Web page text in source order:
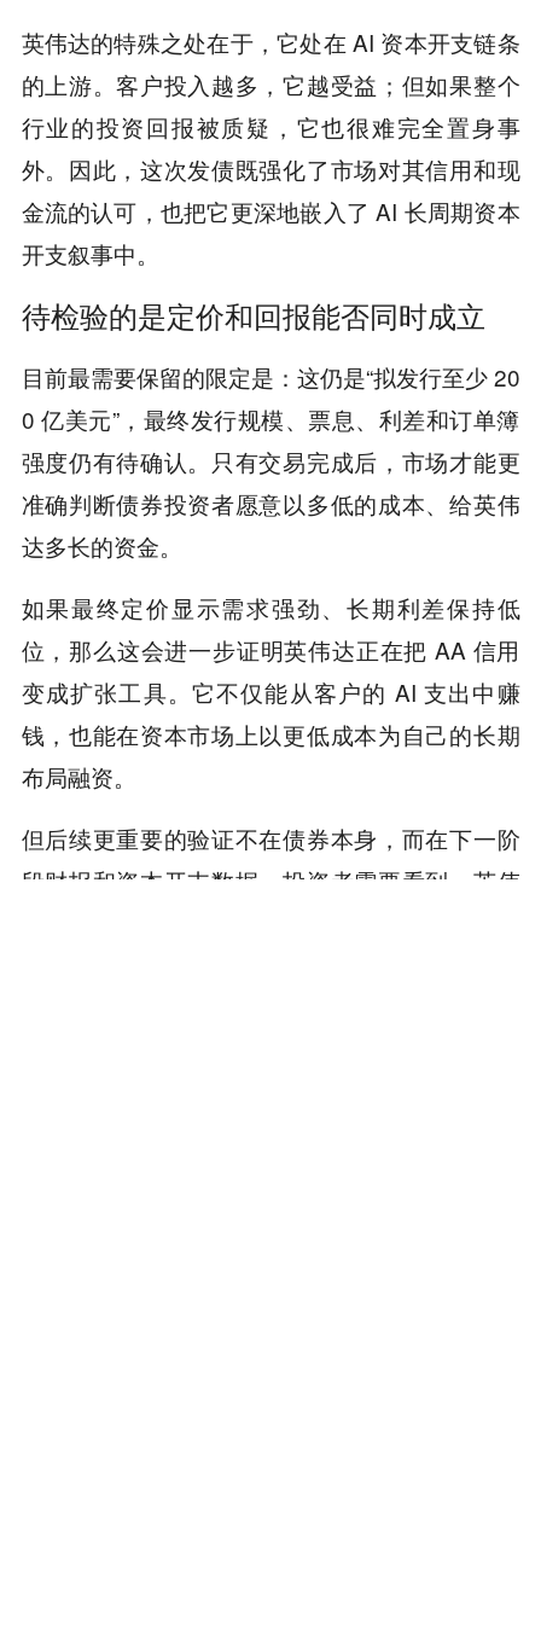
英伟达的特殊之处在于，它处在 AI 资本开支链条
的上游。客户投入越多，它越受益；但如果整个
行业的投资回报被质疑，它也很难完全置身事
外。因此，这次发债既强化了市场对其信用和现
金流的认可，也把它更深地嵌入了 AI 长周期资本
开支叙事中。
待检验的是定价和回报能否同时成立
目前最需要保留的限定是：这仍是“拟发行至少 20
0 亿美元”，最终发行规模、票息、利差和订单簿
强度仍有待确认。只有交易完成后，市场才能更
准确判断债券投资者愿意以多低的成本、给英伟
达多长的资金。
如果最终定价显示需求强劲、长期利差保持低
位，那么这会进一步证明英伟达正在把 AA 信用
变成扩张工具。它不仅能从客户的 AI 支出中赚
钱，也能在资本市场上以更低成本为自己的长期
布局融资。
但后续更重要的验证不在债券本身，而在下一阶
段财报和资本开支数据。投资者需要看到，英伟